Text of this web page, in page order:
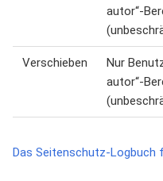
autor“-
Verschieben
Nur
autor“-
Das Seitenschutz-Logbuch